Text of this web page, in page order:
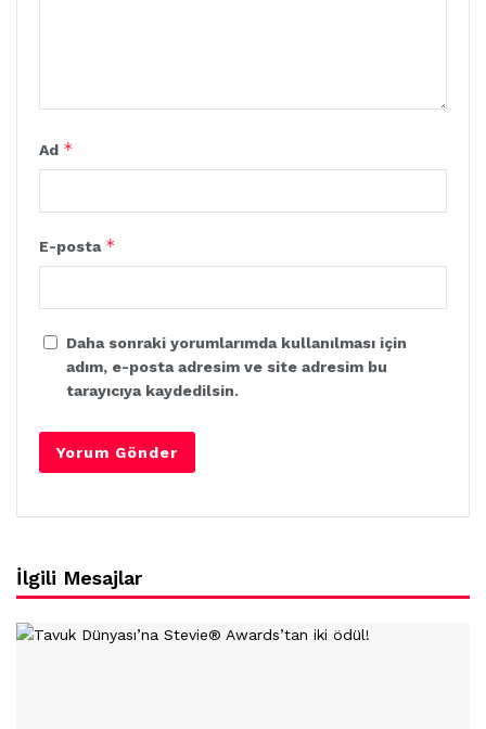
Ad *
E-posta *
Daha sonraki yorumlarımda kullanılması için
adım, e-posta adresim ve site adresim bu
tarayıcıya kaydedilsin.
İlgili Mesajlar